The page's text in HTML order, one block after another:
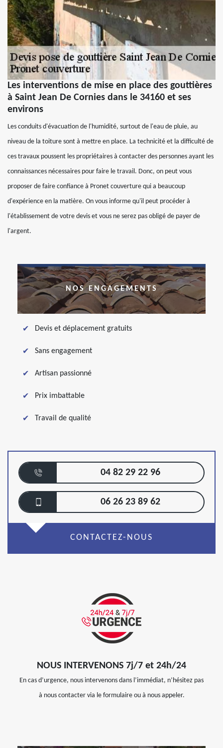
Les interventions de mise en place des gouttières
à Saint Jean De Cornies dans le 34160 et ses
environs
Les conduits d'évacuation de l'humidité, surtout de l'eau de pluie, au
niveau de la toiture sont à mettre en place. La technicité et la difficulté de
ces travaux poussent les propriétaires à contacter des personnes ayant les
connaissances nécessaires pour faire le travail. Donc, on peut vous
proposer de faire confiance à Pronet couverture qui a beaucoup
d'expérience en la matière. On vous informe qu'il peut procéder à
l'établissement de votre devis et vous ne serez pas obligé de payer de
l'argent.
NOS ENGAGEMENTS
Devis et déplacement gratuits
Sans engagement
Artisan passionné
Prix imbattable
Travail de qualité
04 82 29 22 96
06 26 23 89 62
CONTACTEZ-NOUS
NOUS INTERVENONS 7j/7 et 24h/24
En cas d’urgence, nous intervenons dans l’immédiat, n’hésitez pas
à nous contacter via le formulaire ou à nous appeler.